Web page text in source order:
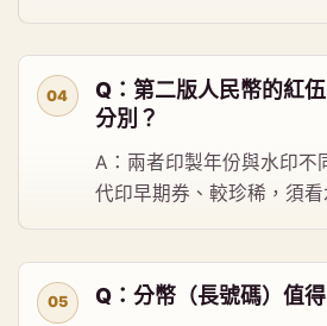
Q：第二版人民幣的紅
分別？
A：兩者印製年份與水印不
代印早期券、較珍稀，須看
Q：分幣（長號碼）值